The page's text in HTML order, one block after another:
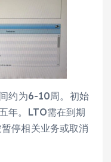
约为6-10周。初始
年。LTO需在到期
停相关业务或取消